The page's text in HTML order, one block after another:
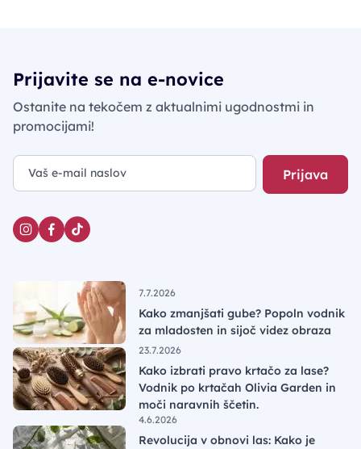
Prijavite se na e-novice
Ostanite na tekočem z aktualnimi ugodnostmi in
promocijami!
Prijava
7.7.2026
Kako zmanjšati gube? Popoln vodnik
za mladosten in sijoč videz obraza
23.7.2026
Kako izbrati pravo krtačo za lase?
Vodnik po krtačah Olivia Garden in
moči naravnih ščetin.
4.6.2026
Revolucija v obnovi las: Kako je